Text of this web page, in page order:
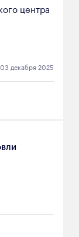
центра
03 декабря 2025